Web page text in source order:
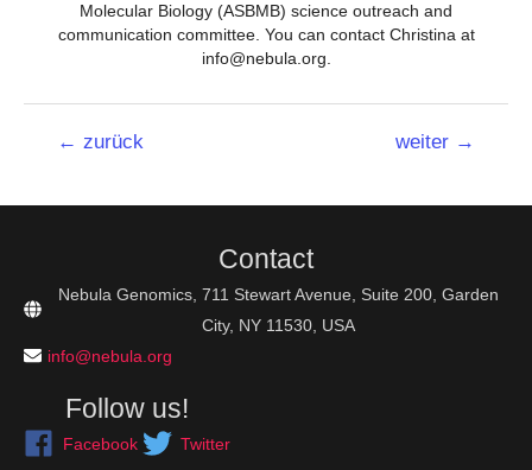
Molecular Biology (ASBMB) science outreach and
communication committee. You can contact Christina at
info@nebula.org.
Beitrags-
← zurück weiter →
Contact
Nebula Genomics, 711 Stewart Avenue, Suite 200, Garden
City, NY 11530, USA
info@nebula.org
Follow us!
Facebook Twitter